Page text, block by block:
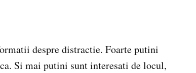
despre distractie. Foarte putini
Si mai putini sunt interesati de locul,